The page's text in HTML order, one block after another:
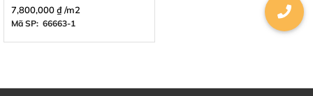
7,800,000₫/m2
Mã SP: 66663-1